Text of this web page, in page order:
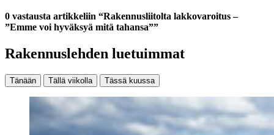
0 vastausta artikkeliin “Rakennusliitolta lakkovaroitus –
”Emme voi hyväksyä mitä tahansa””
Rakennuslehden luetuimmat
Tänään Tällä viikolla Tässä kuussa